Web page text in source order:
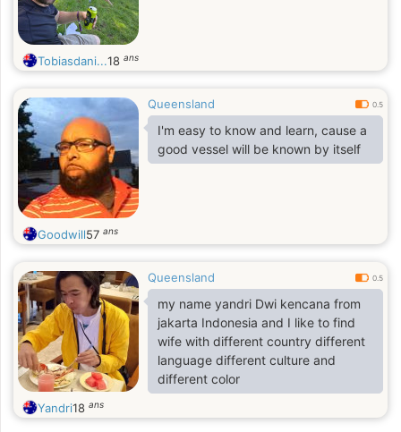
Tobiasdani...18 ans
Queensland 0.5
I'm easy to know and learn, cause a
good vessel will be known by itself
Goodwill57 ans
Queensland 0.5
my name yandri Dwi kencana from
jakarta Indonesia and I like to find
wife with different country different
language different culture and
different color
Yandri18 ans